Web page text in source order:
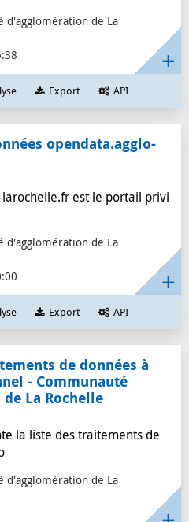
d'agglomération de La
Export API
opendata.agglo-
est le portail privi
d'agglomération de La
Export API
de données à
- Communauté
La Rochelle
la liste des traitements de
d'agglomération de La